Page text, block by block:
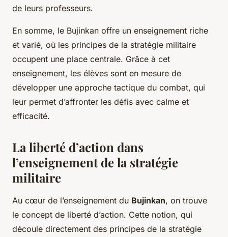
de leurs professeurs.
En somme, le Bujinkan offre un enseignement riche
et varié, où les principes de la stratégie militaire
occupent une place centrale. Grâce à cet
enseignement, les élèves sont en mesure de
développer une approche tactique du combat, qui
leur permet d’affronter les défis avec calme et
efficacité.
La liberté d’action dans
l’enseignement de la stratégie
militaire
Au cœur de l’enseignement du Bujinkan, on trouve
le concept de liberté d’action. Cette notion, qui
découle directement des principes de la stratégie